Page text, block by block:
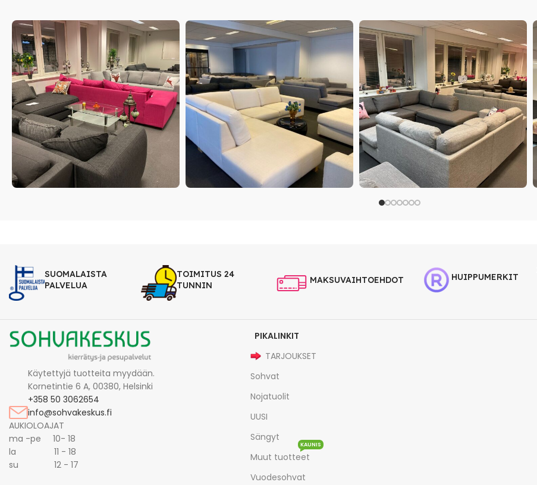
SUOMALAISTA
PALVELUA
TOIMITUS 24
TUNNIN
MAKSUVAIHTOEHDOT HUIPPUMERKIT
Käytettyjä tuotteita myydään.
Kornetintie 6 A, 00380, Helsinki
+358 50 3062654
info@sohvakeskus.fi
AUKIOLOAJAT
ma -pe 10- 18
la 11 - 18
su 12 - 17
PIKALINKIT
TARJOUKSET
Sohvat
Nojatuolit
UUSI
Sängyt
Muut tuotteet
KAUNIS
Vuodesohvat